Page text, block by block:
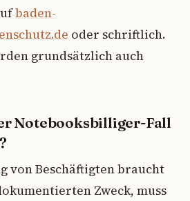
baden-
oder schriftlich.
grundsätzlich auch
Notebooksbilliger-Fall
von Beschäftigten braucht
Zweck, muss